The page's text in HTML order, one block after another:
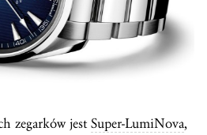
zegarków jestSuper-LumiNova,